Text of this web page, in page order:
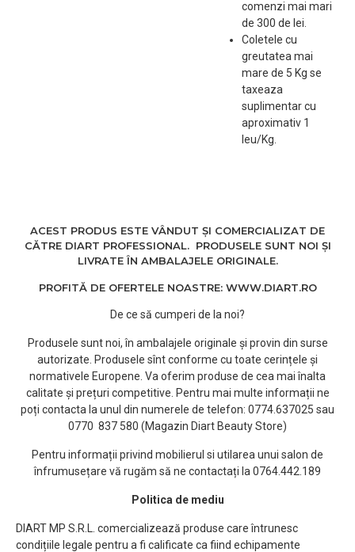
comenzi mai mari
de 300 de lei.
Coletele cu
greutatea mai
mare de 5 Kg se
taxeaza
suplimentar cu
aproximativ 1
leu/Kg.
ACEST PRODUS ESTE VÂNDUT ȘI COMERCIALIZAT DE
CĂTRE DIART PROFESSIONAL. PRODUSELE SUNT NOI ȘI
LIVRATE ÎN AMBALAJELE ORIGINALE.
PROFITĂ DE OFERTELE NOASTRE: WWW.DIART.RO
De ce să cumperi de la noi?
Produsele sunt noi, în ambalajele originale și provin din surse
autorizate. Produsele sînt conforme cu toate cerințele și
normativele Europene. Va oferim produse de cea mai înalta
calitate și prețuri competitive. Pentru mai multe informații ne
poți contacta la unul din numerele de telefon: 0774.637025 sau
0770 837 580 (Magazin Diart Beauty Store)
Pentru informații privind mobilierul si utilarea unui salon de
înfrumusețare vă rugăm să ne contactați la 0764.442.189
Politica de mediu
DIART MP S.R.L. comercializează produse care întrunesc
condițiile legale pentru a fi calificate ca fiind echipamente